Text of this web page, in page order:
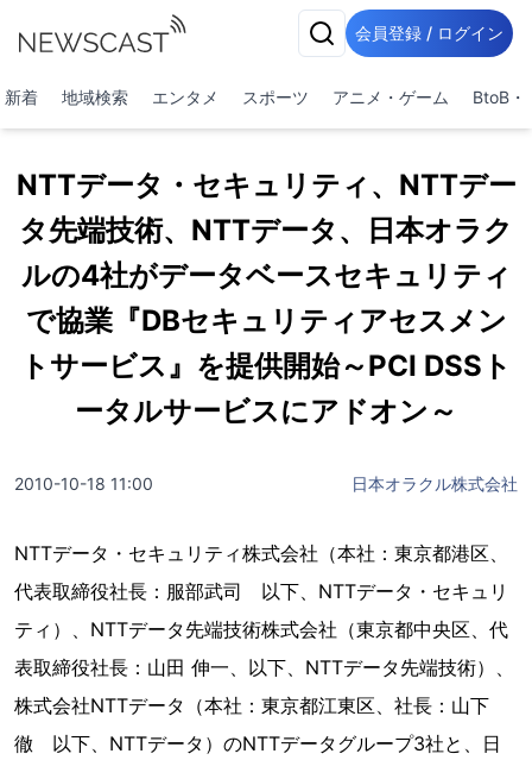
会員登録 / ログイン
新着 地域検索 エンタメ スポーツ アニメ・ゲーム BtoB・
NTTデータ・セキュリティ、NTTデー
タ先端技術、NTTデータ、日本オラク
ルの4社がデータベースセキュリティ
で協業『DBセキュリティアセスメン
トサービス』を提供開始～PCI DSSト
ータルサービスにアドオン～
2010-10-18 11:00 日本オラクル株式会社
NTTデータ・セキュリティ株式会社（本社：東京都港区、
代表取締役社長：服部武司 以下、NTTデータ・セキュリ
ティ）、NTTデータ先端技術株式会社（東京都中央区、代
表取締役社長：山田 伸一、以下、NTTデータ先端技術）、
株式会社NTTデータ（本社：東京都江東区、社長：山下
徹 以下、NTTデータ）のNTTデータグループ3社と、日